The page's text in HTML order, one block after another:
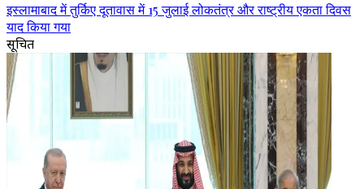
इस्लामाबाद में तुर्किए दूतावास में 15 जुलाई लोकतंत्र और राष्ट्रीय एकता दिवस
याद किया गया
सूचित